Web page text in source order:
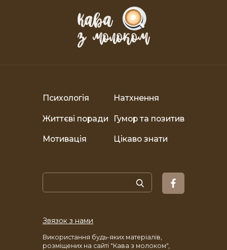
Психологія Натхнення
Життєві поради Гумор та позитив
Мотивація Цікаво знати
Звязок з нами
Використання будь-яких матеріалів,
розміщених на сайті "Кава з молоком",